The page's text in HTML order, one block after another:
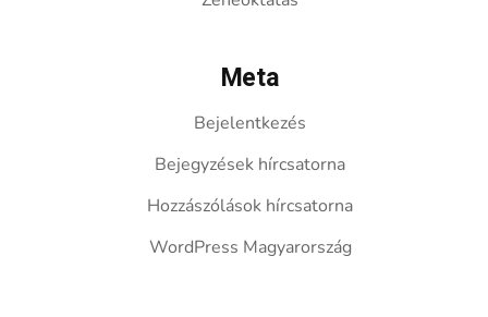
Meta
Bejelentkezés
Bejegyzések hírcsatorna
Hozzászólások hírcsatorna
WordPress Magyarország